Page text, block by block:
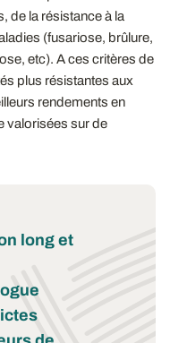
de la résistance à la
(fusariose, brûlure,
etc). A ces critères de
plus résistantes aux
rendements en
valorisées sur de
long et